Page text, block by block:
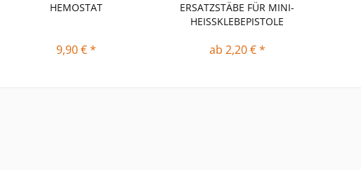
HEMOSTAT
9,90 € *
ERSATZSTÄBE FÜR MINI-
HEISSKLEBEPISTOLE
ab 2,20 € *